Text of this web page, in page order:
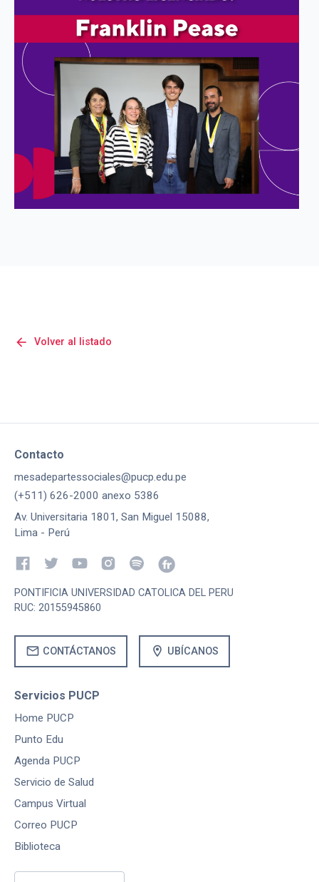
arrow_back Volver al listado
Contacto
mesadepartessociales@pucp.edu.pe
(+511) 626-2000 anexo 5386
Av. Universitaria 1801, San Miguel 15088,
Lima - Perú
PONTIFICIA UNIVERSIDAD CATOLICA DEL PERU
RUC: 20155945860
mail CONTÁCTANOS location_on UBÍCANOS
Servicios PUCP
Home PUCP
Punto Edu
Agenda PUCP
Servicio de Salud
Campus Virtual
Correo PUCP
Biblioteca